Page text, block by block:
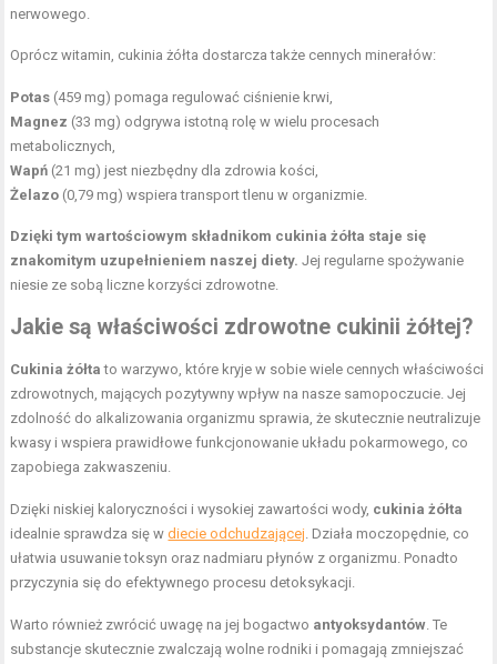
nerwowego.
Oprócz witamin, cukinia żółta dostarcza także cennych minerałów:
Potas (459 mg) pomaga regulować ciśnienie krwi,
Magnez (33 mg) odgrywa istotną rolę w wielu procesach
metabolicznych,
Wapń (21 mg) jest niezbędny dla zdrowia kości,
Żelazo (0,79 mg) wspiera transport tlenu w organizmie.
Dzięki tym wartościowym składnikom cukinia żółta staje się
znakomitym uzupełnieniem naszej diety. Jej regularne spożywanie
niesie ze sobą liczne korzyści zdrowotne.
Jakie są właściwości zdrowotne cukinii żółtej?
Cukinia żółta to warzywo, które kryje w sobie wiele cennych właściwości
zdrowotnych, mających pozytywny wpływ na nasze samopoczucie. Jej
zdolność do alkalizowania organizmu sprawia, że skutecznie neutralizuje
kwasy i wspiera prawidłowe funkcjonowanie układu pokarmowego, co
zapobiega zakwaszeniu.
Dzięki niskiej kaloryczności i wysokiej zawartości wody, cukinia żółta
idealnie sprawdza się wdiecie odchudzającej. Działa moczopędnie, co
ułatwia usuwanie toksyn oraz nadmiaru płynów z organizmu. Ponadto
przyczynia się do efektywnego procesu detoksykacji.
Warto również zwrócić uwagę na jej bogactwo antyoksydantów. Te
substancje skutecznie zwalczają wolne rodniki i pomagają zmniejszać